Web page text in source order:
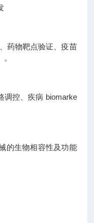
药物靶点验证、疫苗
调控、疾病 biomarke
的生物相容性及功能